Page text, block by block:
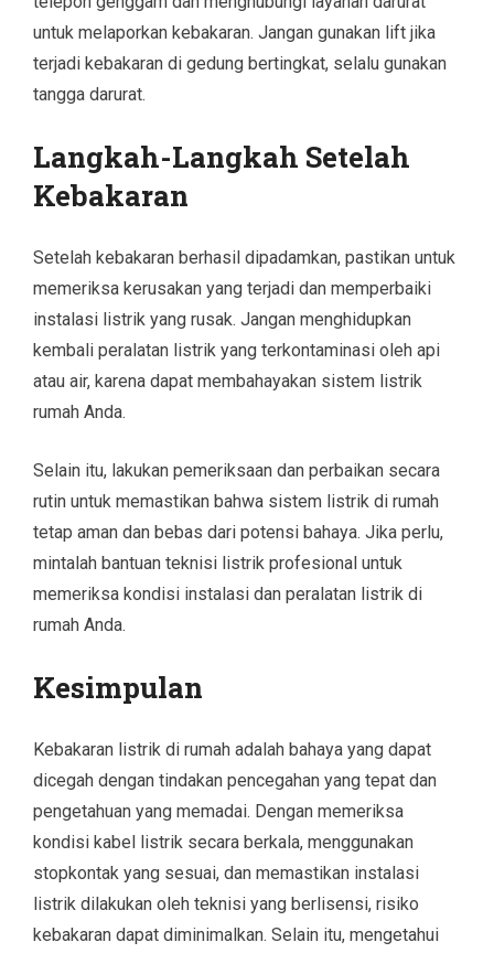
untuk melaporkan kebakaran. Jangan gunakan lift jika
terjadi kebakaran di gedung bertingkat, selalu gunakan
tangga darurat.
Langkah-Langkah Setelah
Kebakaran
Setelah kebakaran berhasil dipadamkan, pastikan untuk
memeriksa kerusakan yang terjadi dan memperbaiki
instalasi listrik yang rusak. Jangan menghidupkan
kembali peralatan listrik yang terkontaminasi oleh api
atau air, karena dapat membahayakan sistem listrik
rumah Anda.
Selain itu, lakukan pemeriksaan dan perbaikan secara
rutin untuk memastikan bahwa sistem listrik di rumah
tetap aman dan bebas dari potensi bahaya. Jika perlu,
mintalah bantuan teknisi listrik profesional untuk
memeriksa kondisi instalasi dan peralatan listrik di
rumah Anda.
Kesimpulan
Kebakaran listrik di rumah adalah bahaya yang dapat
dicegah dengan tindakan pencegahan yang tepat dan
pengetahuan yang memadai. Dengan memeriksa
kondisi kabel listrik secara berkala, menggunakan
stopkontak yang sesuai, dan memastikan instalasi
listrik dilakukan oleh teknisi yang berlisensi, risiko
kebakaran dapat diminimalkan. Selain itu, mengetahui